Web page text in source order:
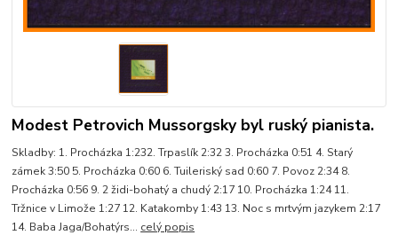
Modest Petrovich Mussorgsky byl ruský pianista.
Skladby: 1. Procházka 1:232. Trpaslík 2:32 3. Procházka 0:51 4. Starý
zámek 3:50 5. Procházka 0:60 6. Tuileriský sad 0:60 7. Povoz 2:34 8.
Procházka 0:56 9. 2 židi-bohatý a chudý 2:17 10. Procházka 1:24 11.
Tržnice v Limože 1:27 12. Katakomby 1:43 13. Noc s mrtvým jazykem 2:17
14. Baba Jaga/Bohatýrs... celý popis